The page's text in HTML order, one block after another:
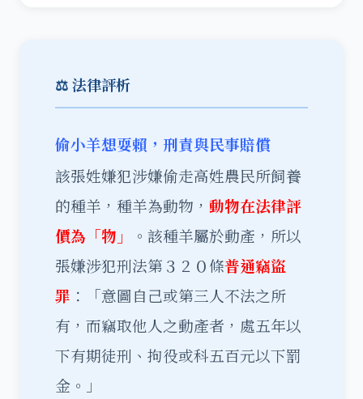
⚖️ 法律評析
偷小羊想耍賴，刑責與民事賠償
該張姓嫌犯涉嫌偷走高姓農民所飼養
的種羊，種羊為動物， 動物在法律評
價為「物」
。該種羊屬於動產，所以
張嫌涉犯刑法第３２０條普通竊盜
罪 ：「意圖自己或第三人不法之所
有，而竊取他人之動產者，處五年以
下有期徒刑、拘役或科五百元以下罰
金。」